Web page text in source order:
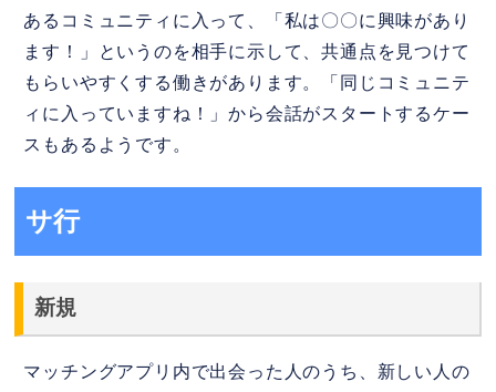
あるコミュニティに入って、「私は〇〇に興味があり
ます！」というのを相手に示して、共通点を見つけて
もらいやすくする働きがあります。「同じコミュニテ
ィに入っていますね！」から会話がスタートするケー
スもあるようです。
サ行
新規
マッチングアプリ内で出会った人のうち、新しい人の